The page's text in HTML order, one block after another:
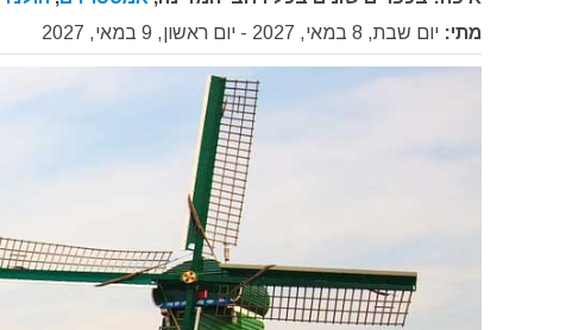
מתי: יום שבת, 8 במאי, 2027 - יום ראשון, 9 במאי, 2027